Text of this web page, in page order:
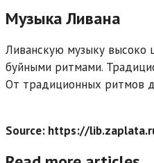
Музыка Ливана
Ливанскую музыку высоко
буйными ритмами.
От традиционных ритмов
Source: https://